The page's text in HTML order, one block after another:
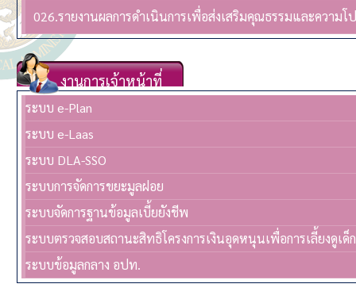
026.รายงานผลการดำเนินการเพื่อส่งเสริมคุณธรรมและความ
งานการเจ้าหน้าที่
ระบบ e-Plan
ระบบ e-Laas
ระบบ DLA-SSO
ระบบการจัดการขยะมูลฝอย
ระบบจัดการฐานข้อมูลเบี้ยยังชีพ
ระบบตรวจสอบสถานะสิทธิโครงการเงินอุดหนุนเพื่อการเลี้ยงดูเด็
ระบบข้อมูลกลาง อปท.